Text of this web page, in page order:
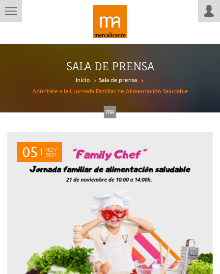
SALA DE PRENSA
Inicio
Sala de prensa
Apúntate a la I Jornada Familiar de Alimentación Saludable
05 NOV
2021